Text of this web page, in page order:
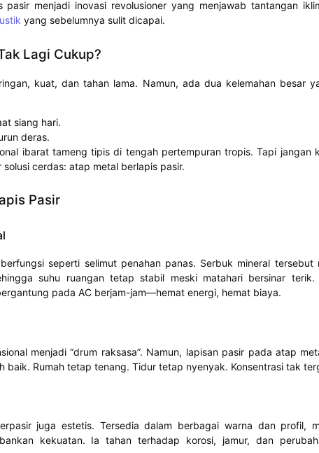
menjadi inovasi revolusioner yang menjawab tantangan
yang sebelumnya sulit dicapai.
Lagi Cukup?
kuat, dan tahan lama. Namun, ada dua kelemahan besar
siang hari.
deras.
ibarat tameng tipis di tengah pertempuran tropis. Tapi jangan
cerdas: atap metal berlapis pasir.
Pasir
seperti selimut penahan panas. Serbuk mineral tersebut
suhu ruangan tetap stabil meski matahari bersinar terik.
pada AC berjam-jam—hemat energi, hemat biaya.
menjadi “drum raksasa”. Namun, lapisan pasir pada atap
baik. Rumah tetap tenang. Tidur tetap nyenyak. Konsentrasi tak
juga estetis. Tersedia dalam berbagai warna dan profil,
kekuatan. Ia tahan terhadap korosi, jamur, dan